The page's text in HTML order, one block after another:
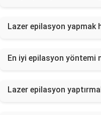
Lazer epilasyon yapmak
En iyi epilasyon yöntemi
Lazer epilasyon